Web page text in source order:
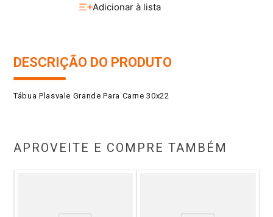
DESCRIÇÃO DO PRODUTO
Tábua Plasvale Grande Para Carne 30x22
APROVEITE E COMPRE TAMBÉM